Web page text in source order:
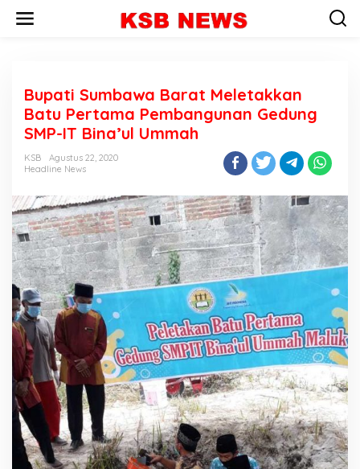
Bupati Sumbawa Barat Meletakkan
Batu Pertama Pembangunan Gedung
SMP-IT Bina’ul Ummah
KSB
Agustus 22, 2020
Headline News